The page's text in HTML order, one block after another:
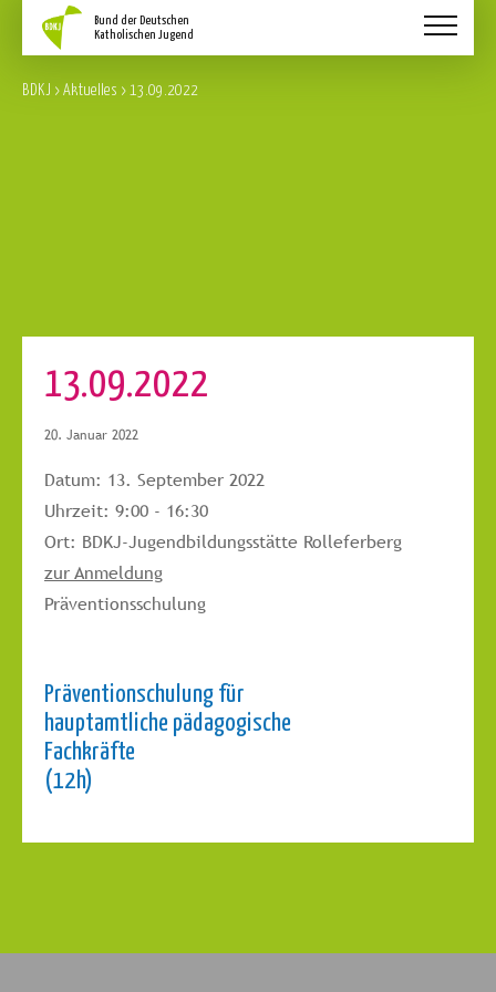
Aktuelles
BDKJ >Aktuelles > 13.09.2022
13.09.2022
20. Januar 2022
Datum: 13. September 2022
Uhrzeit: 9:00 - 16:30
Ort: BDKJ-Jugendbildungsstätte Rolleferberg
zur Anmeldung
Präventionsschulung
Präventionschulung für
hauptamtliche pädagogische
Fachkräfte
(12h)